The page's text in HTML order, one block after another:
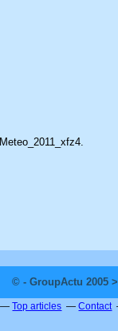
© - GroupActu 2005
Top articles Contact